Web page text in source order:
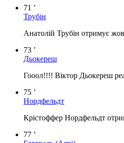
71 ’
Трубін
Анатолій Трубін отримує
73 ’
Дьокереш
Гооол!!!! Віктор Дьокереш
75 ’
Нордфельдт
Крістоффер Нордфельдт
77 ’